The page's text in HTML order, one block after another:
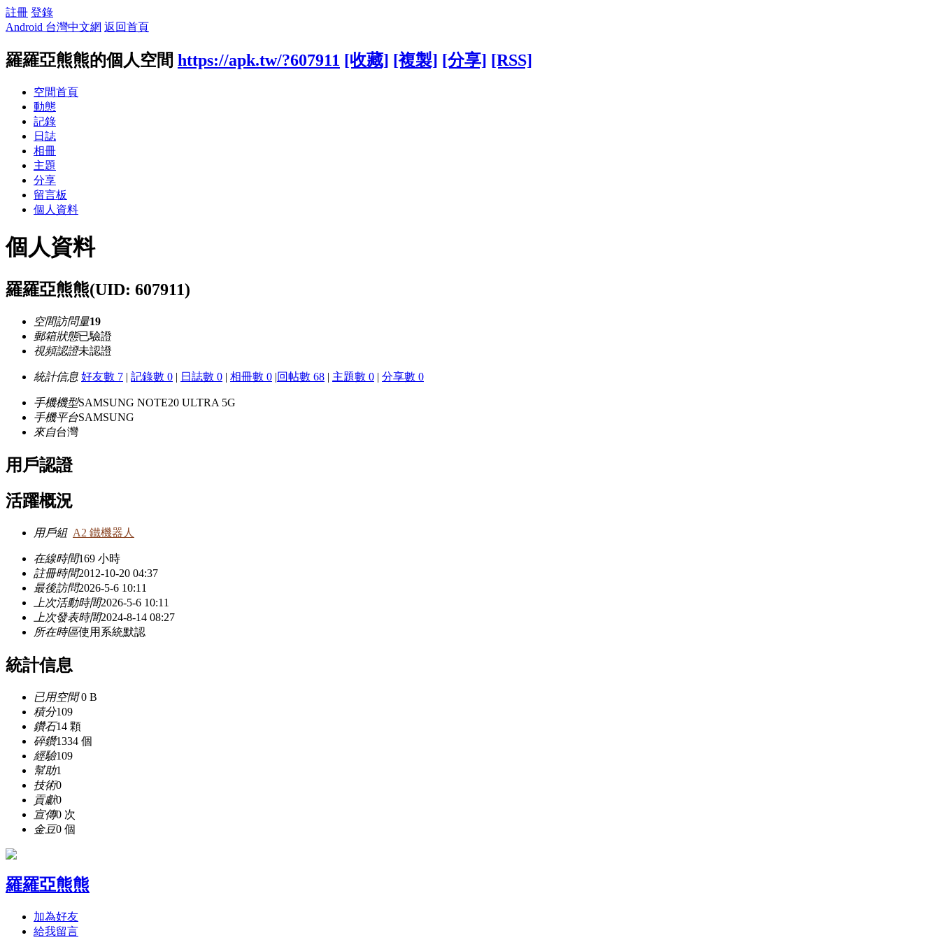
註冊 登錄
Android 台灣中文網 返回首頁
羅羅亞熊熊的個人空間 https://apk.tw/?607911 [收藏] [複製] [分享] [RSS]
空間首頁
動態
記錄
日誌
相冊
主題
分享
留言板
個人資料
個人資料
羅羅亞熊熊(UID: 607911)
空間訪問量19
郵箱狀態已驗證
視頻認證未認證
統計信息 好友數 7 | 記錄數 0 | 日誌數 0 | 相冊數 0 |回帖數 68 | 主題數 0 | 分享數 0
手機機型SAMSUNG NOTE20 ULTRA 5G
手機平台SAMSUNG
來自台灣
用戶認證
活躍概況
用戶組 A2 鐵機器人
在線時間169 小時
註冊時間2012-10-20 04:37
最後訪問2026-5-6 10:11
上次活動時間2026-5-6 10:11
上次發表時間2024-8-14 08:27
所在時區使用系統默認
統計信息
已用空間0 B
積分109
鑽石14 顆
碎鑽1334 個
經驗109
幫助1
技術0
貢獻0
宣傳0 次
金豆0 個
羅羅亞熊熊
加為好友
給我留言